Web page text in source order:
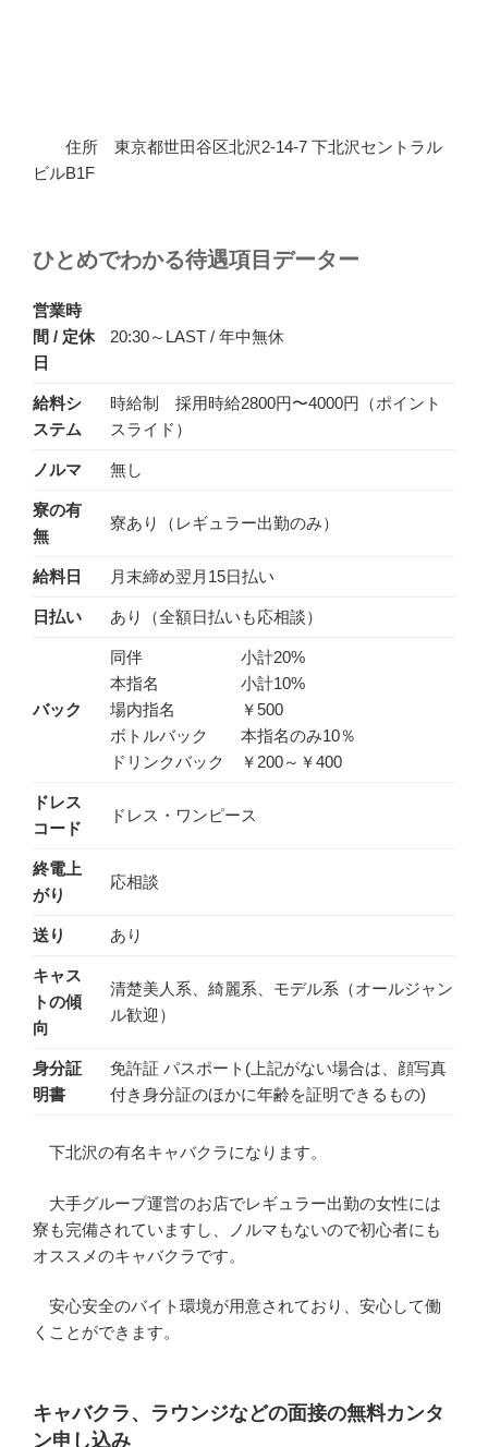
住所 東京都世田谷区北沢2-14-7 下北沢セントラル
ビルB1F
ひとめでわかる待遇項目データー
営業時
間 / 定休
日
20:30～LAST / 年中無休
給料シ
ステム
時給制 採用時給2800円〜4000円（ポイント
スライド）
ノルマ 無し
寮の有
無
寮あり（レギュラー出勤のみ）
給料日 月末締め翌月15日払い
日払い あり（全額日払いも応相談）
バック
同伴 小計20%
本指名 小計10%
場内指名 ￥500
ボトルバック 本指名のみ10％
ドリンクバック ￥200～￥400
ドレス
コード
ドレス・ワンピース
終電上
がり
応相談
送り あり
キャス
トの傾
向
清楚美人系、綺麗系、モデル系（オールジャン
ル歓迎）
身分証
明書
免許証 パスポート(上記がない場合は、顔写真
付き身分証のほかに年齢を証明できるもの)
下北沢の有名キャバクラになります。
大手グループ運営のお店でレギュラー出勤の女性には
寮も完備されていますし、ノルマもないので初心者にも
オススメのキャバクラです。
安心安全のバイト環境が用意されており、安心して働
くことができます。
キャバクラ、ラウンジなどの面接の無料カンタ
ン申し込み